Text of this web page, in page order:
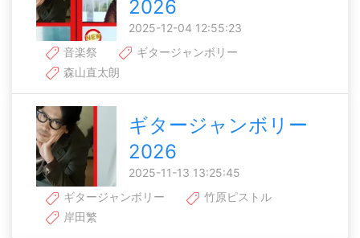
2026
2025-12-04 12:55:23
音楽祭
ギタージャンボリー
森山直太朗
ギタージャンボリー
2026
2025-11-13 13:25:45
ギタージャンボリー
竹原ピストル
岸田繁